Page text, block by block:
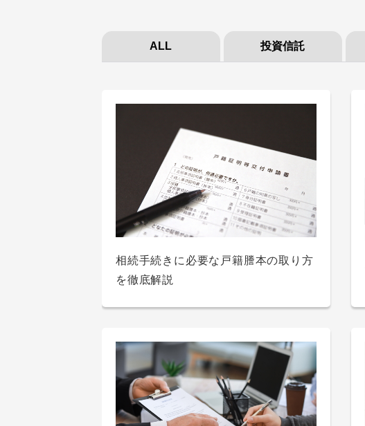
ALL 投資信託
資産運用の “はじめの一歩”！積み立て
は？
資産運用の “はじめの一歩”！積み立て
は？
奨学金と教育ローンの違いは？どちら
がいい？メリットやデメリットも解説
車を購入するときの支払方法｜現金・
クレカ等比較して一番お得なのは？
カードローン金利とは？計算方法をシ
ミュレーションでパターン別に紹介
相続手続きに必要な戸籍謄本の取り方
を徹底解説